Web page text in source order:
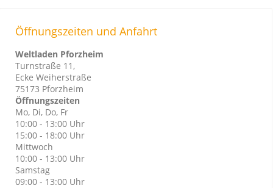
Öffnungszeiten und Anfahrt
Weltladen Pforzheim
Turnstraße 11,
Ecke Weiherstraße
75173 Pforzheim
Öffnungszeiten
Mo, Di, Do, Fr
10:00 - 13:00 Uhr
15:00 - 18:00 Uhr
Mittwoch
10:00 - 13:00 Uhr
Samstag
09:00 - 13:00 Uhr